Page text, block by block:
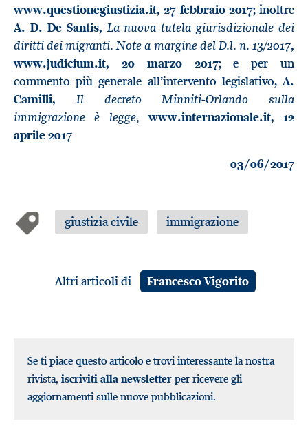
www.questionegiustizia.it, 27 febbraio 2017; inoltre
A. D. De Santis, La nuova tutela giurisdizionale dei
diritti dei migranti. Note a margine del D.l. n. 13/2017,
www.judicium.it, 20 marzo 2017; e per un
commento più generale all’intervento legislativo, A.
Camilli,Il decreto Minniti-Orlando sulla
immigrazione è legge, www.internazionale.it, 12
aprile 2017
03/06/2017
giustizia civile immigrazione
Altri articoli di Francesco Vigorito
Se ti piace questo articolo e trovi interessante la nostra
rivista, iscriviti alla newsletter per ricevere gli
aggiornamenti sulle nuove pubblicazioni.